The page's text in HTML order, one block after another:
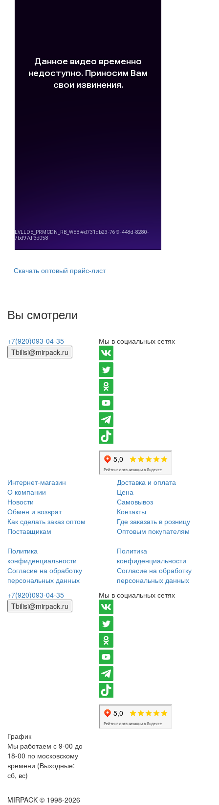
Скачать оптовый прайс-лист
Вы смотрели
+7(920)093-04-35
Tbilisi@mirpack.ru
Мы в социальных сетях
Интернет-магазин
О компании
Новости
Обмен и возврат
Как сделать заказ оптом
Поставщикам
Политика
конфиденциальности
Согласие на обработку
персональных данных
Доставка и оплата
Цена
Самовывоз
Контакты
Где заказать в розницу
Оптовым покупателям
Политика
конфиденциальности
Согласие на обработку
персональных данных
+7(920)093-04-35
Tbilisi@mirpack.ru
Мы в социальных сетях
График
Мы работаем с 9-00 до
18-00 по московскому
времени (Выходные:
сб, вс)
MIRPACK © 1998-2026